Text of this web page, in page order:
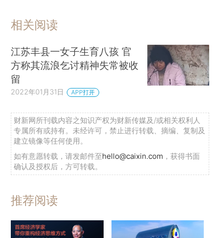
相关阅读
江苏丰县一女子生育八孩 官
方称其流浪乞讨精神失常被收
留
2022年01月31日 APP打开
财新网所刊载内容之知识产权为财新传媒及/或相关权利人
专属所有或持有。未经许可，禁止进行转载、摘编、复制及
建立镜像等任何使用。
如有意愿转载，请发邮件至hello@caixin.com ，获得书面
确认及授权后，方可转载。
推荐阅读